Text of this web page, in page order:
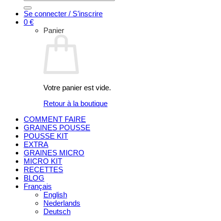
pour :
Se connecter / S’inscrire
0 €
Panier
Votre panier est vide.
Retour à la boutique
COMMENT FAIRE
GRAINES POUSSE
POUSSE KIT
EXTRA
GRAINES MICRO
MICRO KIT
RECETTES
BLOG
Français
English
Nederlands
Deutsch